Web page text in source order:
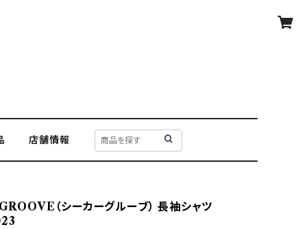
店舗情報
（シーカーグルーブ） 長袖シャツ